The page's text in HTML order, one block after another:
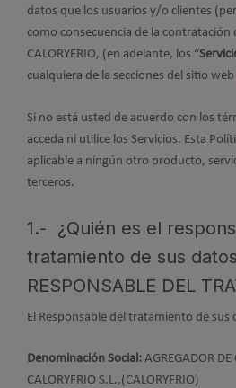
datos que los usuarios y/o clientes
como consecuencia de la contratación
CALORYFRIO, (en adelante, los “
cualquiera de la secciones del sitio web
Si no está usted de acuerdo con los
acceda ni utilice los Servicios. Esta
aplicable a ningún otro producto,
terceros.
1.- ¿Quién es el
tratamiento de sus
RESPONSABLE DEL
El Responsable del tratamiento de sus
Denominación Social: AGREGADOR DE
CALORYFRIO S.L.,(CALORYFRIO)